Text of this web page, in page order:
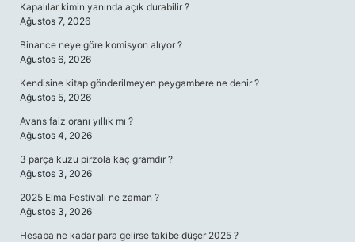
Kapalılar kimin yanında açık durabilir ?
Ağustos 7, 2026
Binance neye göre komisyon alıyor ?
Ağustos 6, 2026
Kendisine kitap gönderilmeyen peygambere ne denir ?
Ağustos 5, 2026
Avans faiz oranı yıllık mı ?
Ağustos 4, 2026
3 parça kuzu pirzola kaç gramdır ?
Ağustos 3, 2026
2025 Elma Festivali ne zaman ?
Ağustos 3, 2026
Hesaba ne kadar para gelirse takibe düşer 2025 ?